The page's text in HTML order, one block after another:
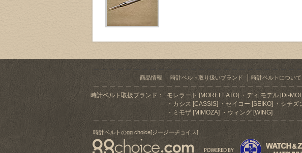
商品情報 時計ベルト取り扱いブランド 時計ベルトについて
時計ベルト取扱ブランド： モレラート [MORELLATO] ディ モデル [Di-
カシス [CASSIS]
セイコー [SEIKO] シチズ
ミモザ [MIMOZA]
ウィング [WING]
時計ベルトのgg choice[ジージーチョイス]